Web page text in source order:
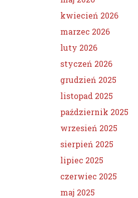
kwiecień 2026
marzec 2026
luty 2026
styczeń 2026
grudzień 2025
listopad 2025
październik 2025
wrzesień 2025
sierpień 2025
lipiec 2025
czerwiec 2025
maj 2025